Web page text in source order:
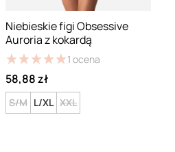
Niebieskie figi Obsessive
Auroria z kokardą
★★★★★
★★★★★1 ocena
58,88 zł
S/M L/XL XXL